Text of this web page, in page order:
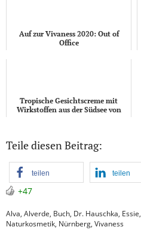
Auf zur Vivaness 2020: Out of
Office
Tropische Gesichtscreme mit
Wirkstoffen aus der Südsee von
Teile diesen Beitrag:
teilen teilen
+47
Alva, Alverde, Buch, Dr. Hauschka, Essie,
Naturkosmetik, Nürnberg, Vivaness